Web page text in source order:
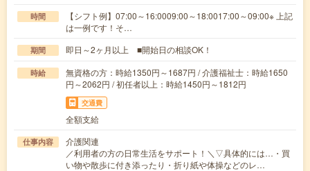
時間
【シフト例】07:00～16:0009:00～18:0017:00～09:00※ 上記
は一例です！そ…
期間 即日～2ヶ月以上 ■開始日の相談OK！
時給
無資格の方：時給1350円～1687円 / 介護福祉士：時給1650
円～2062円 / 初任者以上：時給1450円～1812円
交通費
全額支給
仕事内容
介護関連
／利用者の方の日常生活をサポート！＼▽具体的には…・買
い物や散歩に付き添ったり・折り紙や体操などのレ…